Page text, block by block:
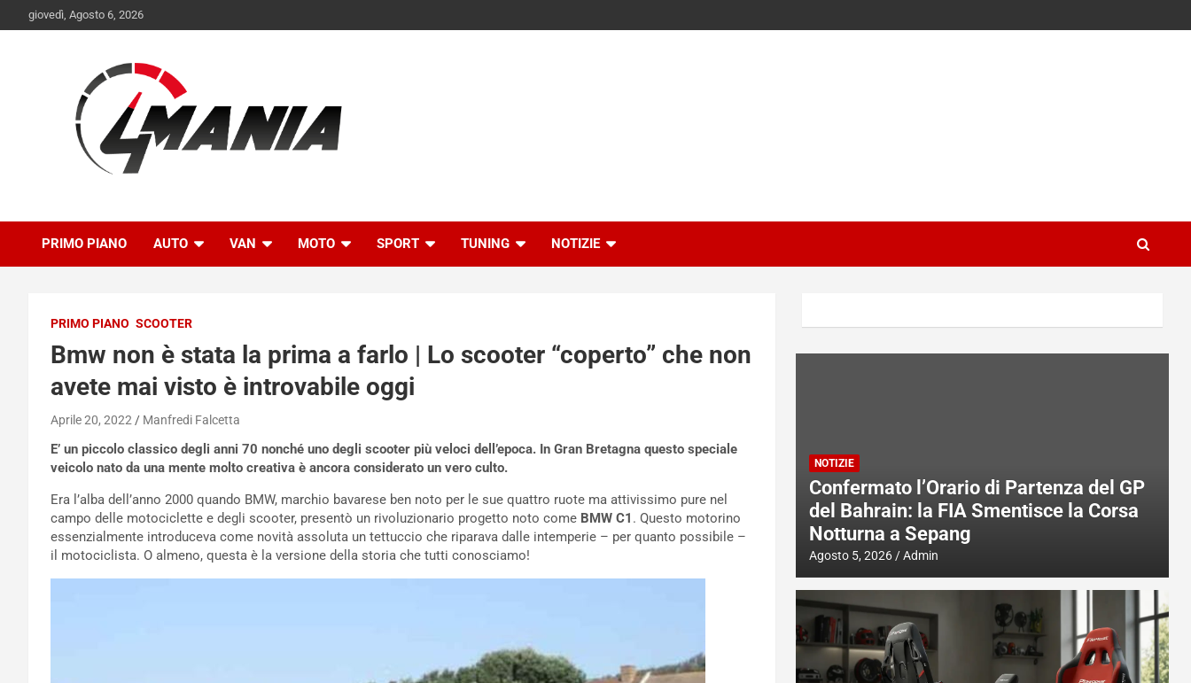
to
giovedì, Agosto 6, 2026
QuattroMania
PRIMO PIANO AUTO VAN MOTO SPORT TUNING NOTIZIE
PRIMO PIANO SCOOTER
Bmw non è stata la prima a farlo | Lo scooter “coperto” che non
avete mai visto è introvabile oggi
Aprile 20, 2022 Manfredi Falcetta
E’ un piccolo classico degli anni 70 nonché uno degli scooter più veloci dell’epoca. In Gran Bretagna questo speciale
veicolo nato da una mente molto creativa è ancora considerato un vero culto.
Era l’alba dell’anno 2000 quando BMW, marchio bavarese ben noto per le sue quattro ruote ma attivissimo pure nel
campo delle motociclette e degli scooter, presentò un rivoluzionario progetto noto come BMW C1 . Questo motorino
essenzialmente introduceva come novità assoluta un tettuccio che riparava dalle intemperie – per quanto possibile –
il motociclista. O almeno, questa è la versione della storia che tutti conosciamo!
NOTIZIE
Confermato l’Orario di Partenza del GP
del Bahrain: la FIA Smentisce la Corsa
Notturna a Sepang
Agosto 5, 2026 Admin